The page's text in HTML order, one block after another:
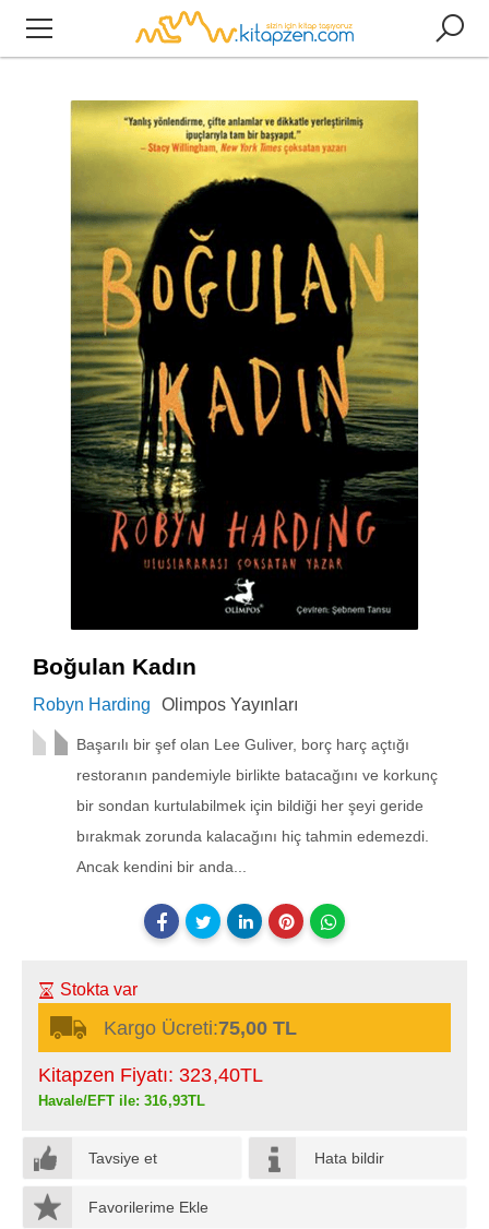
Boğulan Kadın
Robyn Harding Olimpos Yayınları
Başarılı bir şef olan Lee Guliver, borç harç açtığı
restoranın pandemiyle birlikte batacağını ve korkunç
bir sondan kurtulabilmek için bildiği her şeyi geride
bırakmak zorunda kalacağını hiç tahmin edemezdi.
Ancak kendini bir anda...
Stokta var
Kargo Ücreti:75,00 TL
Kitapzen Fiyatı: 323,40TL
Havale/EFT ile: 316,93TL
Tavsiye et Hata bildir
Favorilerime Ekle